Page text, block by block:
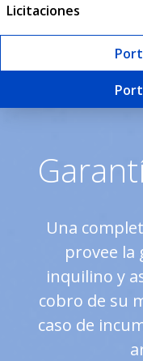
Licitaciones
Garantía
Una
provee la
inquilino y
cobro de su
caso de